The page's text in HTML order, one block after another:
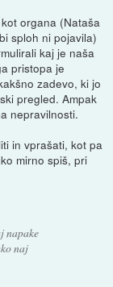
organa (Nataša
sploh ni pojavila)
kaj je naša
pristopa je
zadevo, ki jo
pregled. Ampak
nepravilnosti.
in vprašati, kot pa
mirno spiš, pri
napake
naj